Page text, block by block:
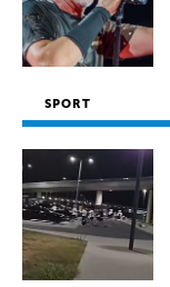
SPORT